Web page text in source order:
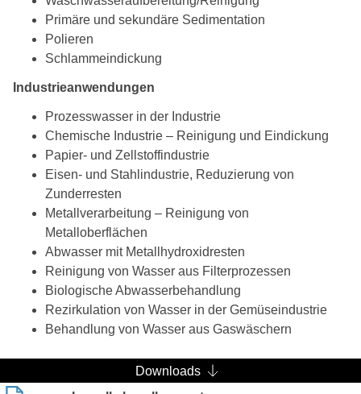
Primäre und sekundäre Sedimentation
Polieren
Schlammeindickung
Industrieanwendungen
Prozesswasser in der Industrie
Chemische Industrie – Reinigung und Eindickung
Papier- und Zellstoffindustrie
Eisen- und Stahlindustrie, Reduzierung von
Zunderresten
Metallverarbeitung – Reinigung von
Metalloberflächen
Abwasser mit Metallhydroxidresten
Reinigung von Wasser aus Filterprozessen
Biologische Abwasserbehandlung
Rezirkulation von Wasser in der Gemüseindustrie
Behandlung von Wasser aus Gaswäschern
Downloads